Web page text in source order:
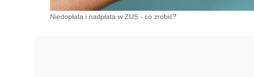
Niedopłata i nadpłata w ZUS - co zrobić?